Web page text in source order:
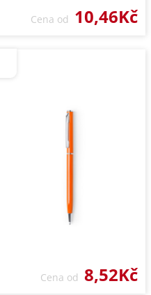
Cena od 10,46Kč
Cena od 8,52Kč